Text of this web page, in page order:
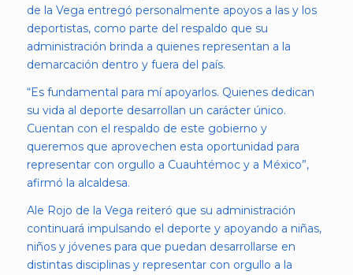
de la Vega entregó personalmente apoyos a las y los
deportistas, como parte del respaldo que su
administración brinda a quienes representan a la
demarcación dentro y fuera del país.
“Es fundamental para mí apoyarlos. Quienes dedican
su vida al deporte desarrollan un carácter único.
Cuentan con el respaldo de este gobierno y
queremos que aprovechen esta oportunidad para
representar con orgullo a Cuauhtémoc y a México”,
afirmó la alcaldesa.
Ale Rojo de la Vega reiteró que su administración
continuará impulsando el deporte y apoyando a niñas,
niños y jóvenes para que puedan desarrollarse en
distintas disciplinas y representar con orgullo a la